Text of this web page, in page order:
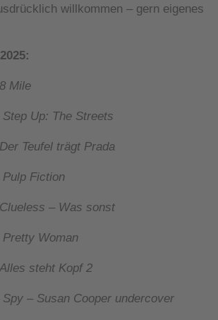
willkommen – gern eigenes
8 Mile
Step Up: The Streets
Der Teufel trägt Prada
Pulp Fiction
Clueless – Was sonst
Pretty Woman
Alles steht Kopf 2
Spy – Susan Cooper undercover